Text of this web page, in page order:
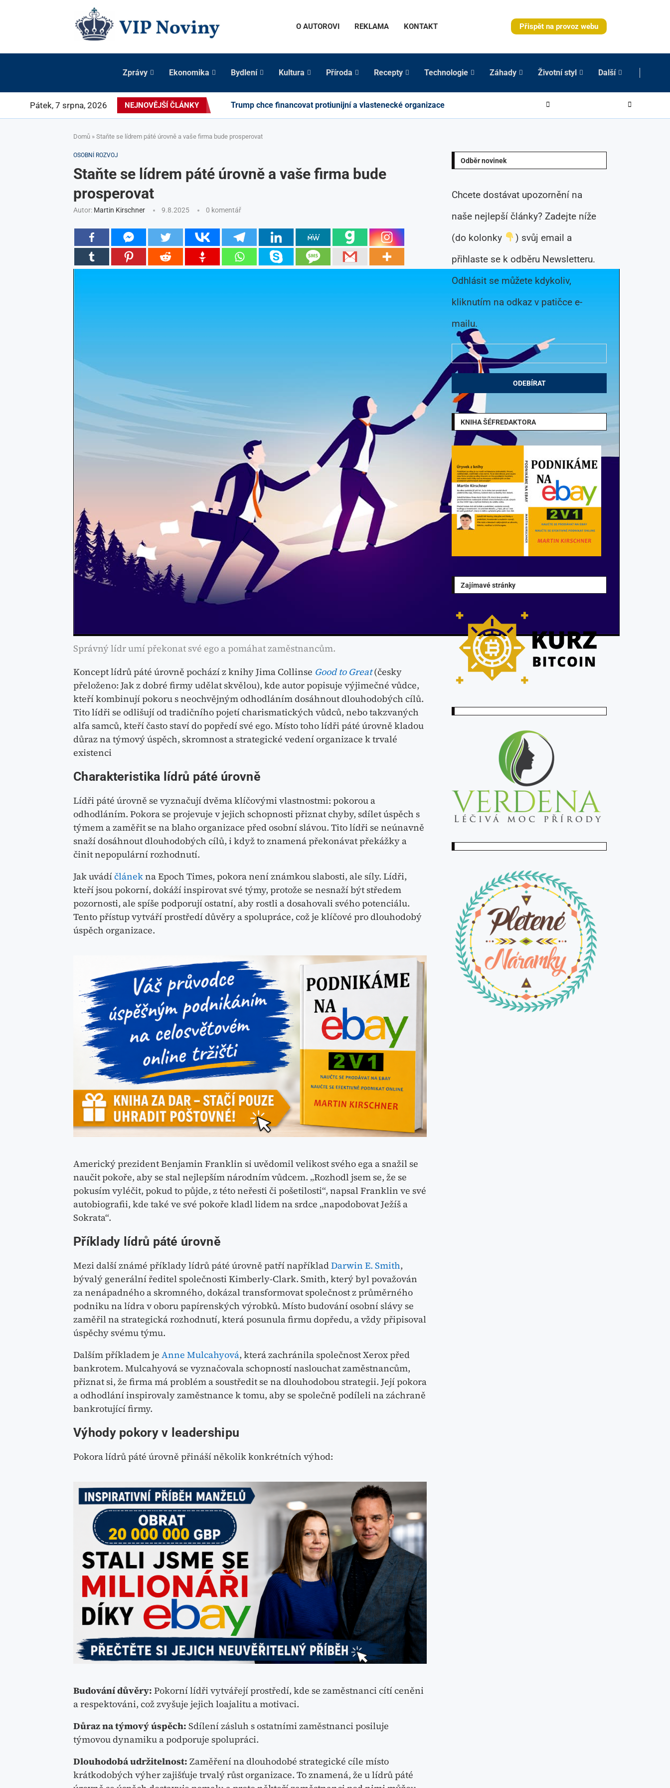
O AUTOROVI REKLAMA KONTAKT Přispět na provoz webu
Zprávy Ekonomika Bydlení Kultura Příroda Recepty Technologie Záhady Životní styl Další
Pátek, 7 srpna, 2026 NEJNOVĚJŠÍ ČLÁNKY Trump chce financovat protiunijní a vlastenecké organizace
Domů » Staňte se lídrem páté úrovně a vaše firma bude prosperovat
OSOBNÍ ROZVOJ
Staňte se lídrem páté úrovně a vaše firma bude
prosperovat
Autor: Martin Kirschner 9.8.2025 0 komentář
Správný lídr umí překonat své ego a pomáhat zaměstnancům.
Koncept lídrů páté úrovně pochází z knihy Jima Collinse Good to Great(česky
přeloženo: Jak z dobré firmy udělat skvělou), kde autor popisuje výjimečné vůdce,
kteří kombinují pokoru s neochvějným odhodláním dosáhnout dlouhodobých cílů.
Tito lídři se odlišují od tradičního pojetí charismatických vůdců, nebo takzvaných
alfa samců, kteří často staví do popředí své ego. Místo toho lídři páté úrovně kladou
důraz na týmový úspěch, skromnost a strategické vedení organizace k trvalé
existenci
Charakteristika lídrů páté úrovně
Lídři páté úrovně se vyznačují dvěma klíčovými vlastnostmi: pokorou a
odhodláním. Pokora se projevuje v jejich schopnosti přiznat chyby, sdílet úspěch s
týmem a zaměřit se na blaho organizace před osobní slávou. Tito lídři se neúnavně
snaží dosáhnout dlouhodobých cílů, i když to znamená překonávat překážky a
činit nepopulární rozhodnutí.
Jak uvádíčlánekna Epoch Times, pokora není známkou slabosti, ale síly. Lídři,
kteří jsou pokorní, dokáží inspirovat své týmy, protože se nesnaží být středem
pozornosti, ale spíše podporují ostatní, aby rostli a dosahovali svého potenciálu.
Tento přístup vytváří prostředí důvěry a spolupráce, což je klíčové pro dlouhodobý
úspěch organizace.
Americký prezident Benjamin Franklin si uvědomil velikost svého ega a snažil se
naučit pokoře, aby se stal nejlepším národním vůdcem. „Rozhodl jsem se, že se
pokusím vyléčit, pokud to půjde, z této neřesti či pošetilosti“, napsal Franklin ve své
autobiografii, kde také ve své pokoře kladl lidem na srdce „napodobovat Ježíš a
Sokrata“.
Příklady lídrů páté úrovně
Mezi další známé příklady lídrů páté úrovně patří napříkladDarwin E. Smith,
bývalý generální ředitel společnosti Kimberly-Clark. Smith, který byl považován
za nenápadného a skromného, dokázal transformovat společnost z průměrného
podniku na lídra v oboru papírenských výrobků. Místo budování osobní slávy se
zaměřil na strategická rozhodnutí, která posunula firmu dopředu, a vždy připisoval
úspěchy svému týmu.
Dalším příkladem je Anne Mulcahyová, která zachránila společnost Xerox před
bankrotem. Mulcahyová se vyznačovala schopností naslouchat zaměstnancům,
přiznat si, že firma má problém a soustředit se na dlouhodobou strategii. Její pokora
a odhodlání inspirovaly zaměstnance k tomu, aby se společně podíleli na záchraně
bankrotující firmy.
Výhody pokory v leadershipu
Pokora lídrů páté úrovně přináší několik konkrétních výhod:
Budování důvěry: Pokorní lídři vytvářejí prostředí, kde se zaměstnanci cítí ceněni
a respektováni, což zvyšuje jejich loajalitu a motivaci.
Důraz na týmový úspěch: Sdílení zásluh s ostatními zaměstnanci posiluje
týmovou dynamiku a podporuje spolupráci.
Dlouhodobá udržitelnost: Zaměření na dlouhodobé strategické cíle místo
krátkodobých výher zajišťuje trvalý růst organizace. To znamená, že u lídrů páté
Odběr novinek
Chcete dostávat upozornění na
naše nejlepší články? Zadejte níže
(do kolonky
) svůj email a
přihlaste se k odběru Newsletteru.
Odhlásit se můžete kdykoliv,
kliknutím na odkaz v patičce e-
mailu.
KNIHA ŠÉFREDAKTORA
Zajímavé stránky